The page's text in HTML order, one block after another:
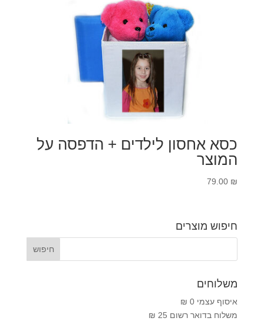
כסא אחסון לילדים + הדפסה על
המוצר
79.00 ₪
חיפוש מוצרים
משלוחים
איסוף עצמי 0 ₪
משלוח בדואר רשום 25 ₪